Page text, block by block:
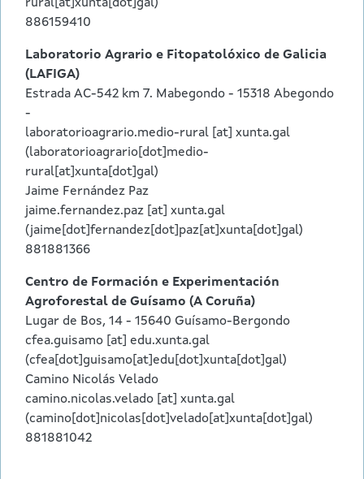
rural[at]xunta[dot]gal)
886159410
Laboratorio Agrario e Fitopatolóxico de Galicia
(LAFIGA)
Estrada AC-542 km 7. Mabegondo - 15318 Abegondo
-
laboratorioagrario.medio-rural [at] xunta.gal
(laboratorioagrario[dot]medio-
rural[at]xunta[dot]gal)
Jaime Fernández Paz
jaime.fernandez.paz [at] xunta.gal
(jaime[dot]fernandez[dot]paz[at]xunta[dot]gal)
881881366
Centro de Formación e Experimentación
Agroforestal de Guísamo (A Coruña)
Lugar de Bos, 14 - 15640 Guísamo-Bergondo
cfea.guisamo [at] edu.xunta.gal
(cfea[dot]guisamo[at]edu[dot]xunta[dot]gal)
Camino Nicolás Velado
camino.nicolas.velado [at] xunta.gal
(camino[dot]nicolas[dot]velado[at]xunta[dot]gal)
881881042